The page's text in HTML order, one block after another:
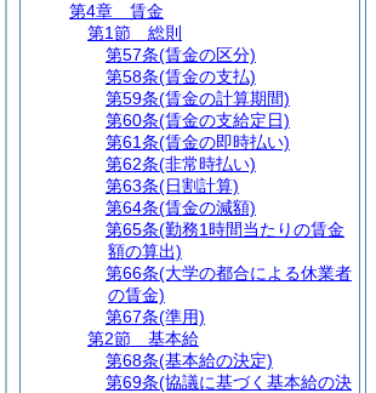
第4章
賃金
第1節
総則
第57条(賃金の区分)
第58条(賃金の支払)
第59条(賃金の計算期間)
第60条(賃金の支給定日)
第61条(賃金の即時払い)
第62条(非常時払い)
第63条(日割計算)
第64条(賃金の減額)
第65条(勤務1時間当たりの賃金
額の算出)
第66条(大学の都合による休業者
の賃金)
第67条(準用)
第2節
基本給
第68条(基本給の決定)
第69条(協議に基づく基本給の決